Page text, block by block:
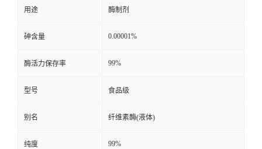
用途 酶制剂
砷含量 0.00001%
酶活力保存率 99%
型号 食品级
别名 纤维素酶(液体)
纯度 99%